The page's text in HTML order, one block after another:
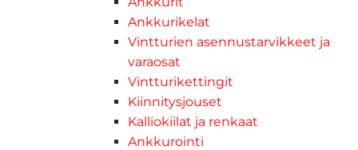
Ankkurikelat
Vintturien asennustarvikkeet ja
varaosat
Vintturikettingit
Kiinnitysjouset
Kalliokiilat ja renkaat
Ankkurointi